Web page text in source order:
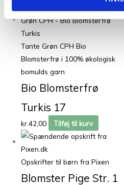
Tante Grøn CPH Bio
Blomsterfrø i 100% økologisk
bomulds garn
Bio Blomsterfrø
Turkis 17
kr.42,00 Tilføj til kurv
Opskrifter til børn fra Pixen
Blomster Pige Str. 1